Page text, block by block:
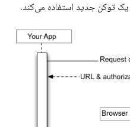
یک توکن جدید استفاده می‌کند.